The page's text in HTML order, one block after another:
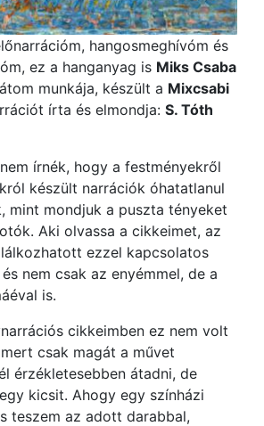
hangosmeghívóm és
ez a hanganyag is Miks Csaba
munkája, készült a Mixcsabi
írta és elmondja: S. Tóth
írnék, hogy a festményekről
készült narrációk óhatatlanul
mint mondjuk a puszta tényeket
Aki olvassa a cikkeimet, az
ezzel kapcsolatos
nem csak az enyémmel, de a
is.
cikkeimben ez nem volt
csak magát a művet
érzékletesebben átadni, de
kicsit. Ahogy egy színházi
teszem az adott darabbal,